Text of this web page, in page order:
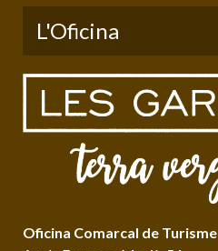
L'Oficina
Oficina Comarcal de Turisme